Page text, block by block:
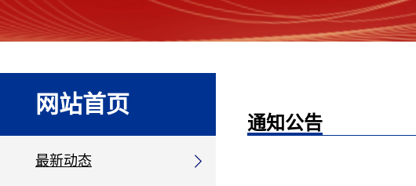
网站首页
最新动态
通知公告